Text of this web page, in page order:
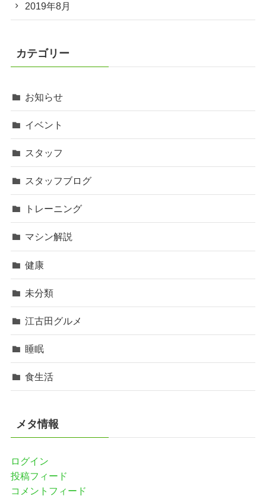
2019年8月
カテゴリー
お知らせ
イベント
スタッフ
スタッフブログ
トレーニング
マシン解説
健康
未分類
江古田グルメ
睡眠
食生活
メタ情報
ログイン
投稿フィード
コメントフィード